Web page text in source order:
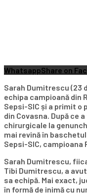
WhatsappShare on
Sarah Dumitrescu (23
echipa campioană din
Sepsi-SIC și a primit o
din Covasna. După ce
chirurgicale la
mai revină în
Sepsi-SIC, campioana
Sarah Dumitrescu,
Tibi Dumitrescu, a
sa echipă. Mai exact,
în formă de inimă cu